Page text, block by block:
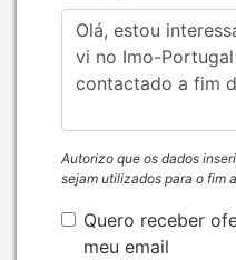
Autorizo que os dados
sejam utilizados para o fim
Quero receber
meu email